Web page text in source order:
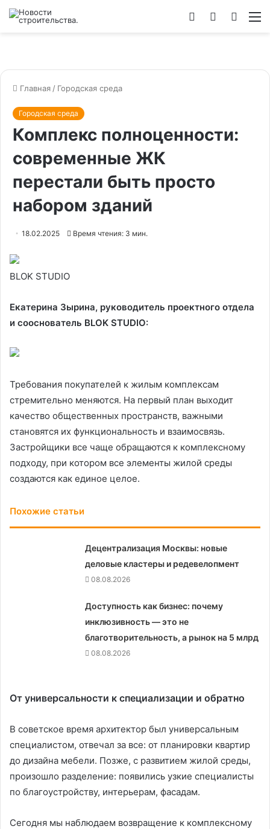
Switch
Войти
Главная / Городская среда
Городская среда
Комплекс полноценности:
современные ЖК
перестали быть просто
набором зданий
18.02.2025 Время чтения: 3 мин.
BLOK STUDIO
Екатерина Зырина, руководитель проектного отдела
и сооснователь BLOK STUDIO:
Требования покупателей к жилым комплексам
стремительно меняются. На первый план выходит
качество общественных пространств, важными
становятся их функциональность и взаимосвязь.
Застройщики все чаще обращаются к комплексному
подходу, при котором все элементы жилой среды
создаются как единое целое.
Похожие статьи
Децентрализация Москвы: новые
деловые кластеры и редевелопмент
08.08.2026
Доступность как бизнес: почему
инклюзивность — это не
благотворительность, а рынок на 5 млрд
08.08.2026
От универсальности к специализации и обратно
В советское время архитектор был универсальным
специалистом, отвечал за все: от планировки квартир
до дизайна мебели. Позже, с развитием жилой среды,
произошло разделение: появились узкие специалисты
по благоустройству, интерьерам, фасадам.
Сегодня мы наблюдаем возвращение к комплексному